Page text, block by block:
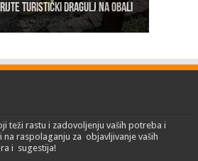
turistički dragulj na obali
kulenijada 8. juna
sezona na Gradskoj plaži u
od 6.do 9. jula
sajam turizma „EMITT 2023“
teži rastu i zadovoljenju vaših potreba i
na raspolaganju za objavljivanje vaših
i sugestija!